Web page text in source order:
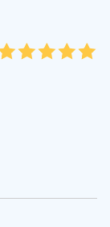
45
4
35
3
25
2
15
1
05